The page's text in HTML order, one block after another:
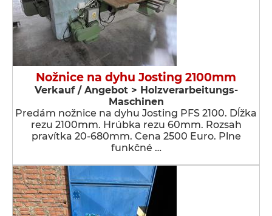
Nožnice na dyhu Josting 2100mm
Verkauf / Angebot > Holzverarbeitungs-
Maschinen
Predám nožnice na dyhu Josting PFS 2100. Dĺžka
rezu 2100mm. Hrúbka rezu 60mm. Rozsah
pravítka 20-680mm. Cena 2500 Euro. Plne
funkčné …